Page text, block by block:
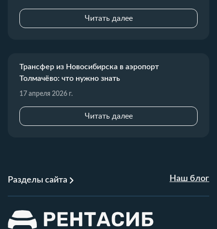
Читать далее
Трансфер из Новосибирска в аэропорт
Толмачёво: что нужно знать
17 апреля 2026 г.
Читать далее
Разделы сайта Наш блог